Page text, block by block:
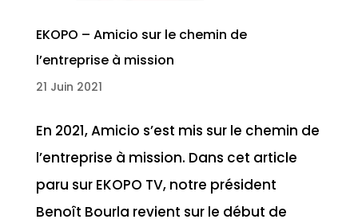
EKOPO – Amicio sur le chemin de
l’entreprise à mission
21 Juin 2021
En 2021, Amicio s’est mis sur le chemin de
l’entreprise à mission. Dans cet article
paru sur EKOPO TV, notre président
Benoît Bourla revient sur le début de